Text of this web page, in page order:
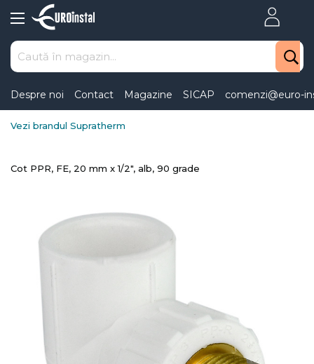
to
Content
Despre noi Contact Magazine SICAP comenzi@euro-
Vezi brandul Supratherm
Cot PPR, FE, 20 mm x 1/2", alb, 90 grade